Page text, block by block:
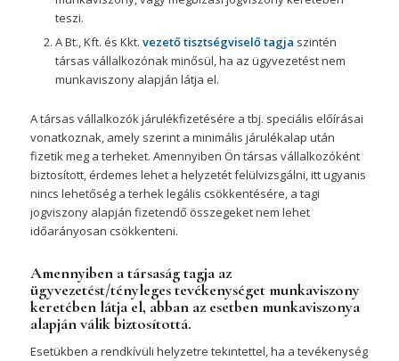
teszi.
A Bt., Kft. és Kkt. vezető tisztségviselő tagja szintén
társas vállalkozónak minősül, ha az ügyvezetést nem
munkaviszony alapján látja el.
A társas vállalkozók járulékfizetésére a tbj. speciális előírásai
vonatkoznak, amely szerint a minimális járulékalap után
fizetik meg a terheket. Amennyiben Ön társas vállalkozóként
biztosított, érdemes lehet a helyzetét felülvizsgálni, itt ugyanis
nincs lehetőség a terhek legális csökkentésére, a tagi
jogviszony alapján fizetendő összegeket nem lehet
időarányosan csökkenteni.
Amennyiben a társaság tagja az
ügyvezetést/tényleges tevékenységetmunkaviszony
keretében látja el, abban az esetben munkaviszonya
alapján válik biztosítottá.
Esetükben a rendkívüli helyzetre tekintettel, ha a tevékenység